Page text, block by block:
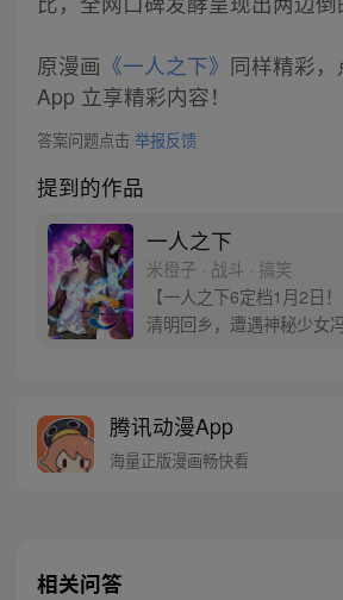
原漫画 《一人之下》 同样精彩
App 立享精彩内容！
答案问题点击 举报反馈
提到的作品
一人之下
米橙子 · 战斗 · 搞笑
【一人之下6定档1月2日
清明回乡，遭遇神秘少女
密，张楚岚的生活被彻底
同踏上“异人”之旅。
腾讯动漫App
海量正版漫画畅快看
相关问答